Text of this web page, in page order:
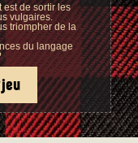
est de sortir les
vulgaires.
triompher de la
du langage